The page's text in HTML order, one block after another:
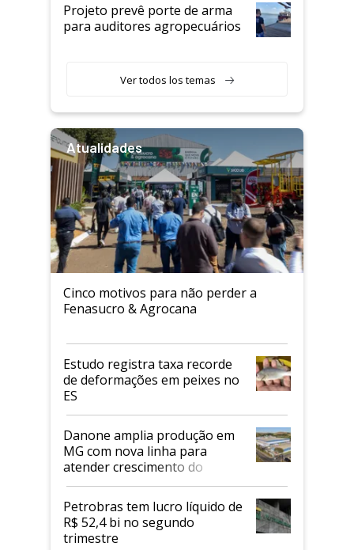
Projeto prevê porte de arma
para auditores agropecuários
Ver todos los temas
Atualidades
Cinco motivos para não perder a
Fenasucro & Agrocana
Estudo registra taxa recorde
de deformações em peixes no
ES
Danone amplia produção em
MG com nova linha para
atender crescimento do
mercado de alimentos
proteicos
Petrobras tem lucro líquido de
R$ 52,4 bi no segundo
trimestre